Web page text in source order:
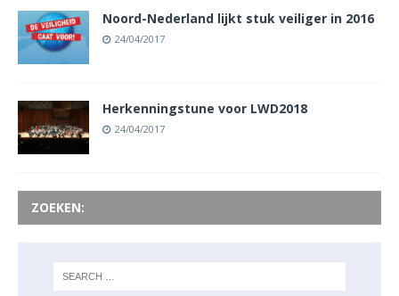
Noord-Nederland lijkt stuk veiliger in 2016
24/04/2017
Herkenningstune voor LWD2018
24/04/2017
ZOEKEN: